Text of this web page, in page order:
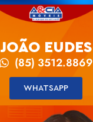
JOÃO EUDES
(85) 3512.8869
WHATSAPP